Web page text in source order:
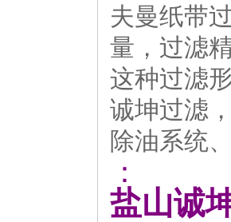
夫曼纸带
量，过滤
这种过滤
诚坤过滤
除油系统
：
盐山诚